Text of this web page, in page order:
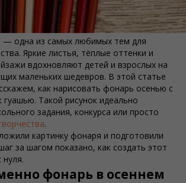
— одна из самых любимых тем для
Яркие листья, тёплые оттенки и
вдохновляют детей и взрослых на
маленьких шедевров. В этой статье
как нарисовать фонарь осенью с
Такой рисунок идеально
задания, конкурса или просто
.
картинку фонаря и подготовили
за шагом показано, как создать этот
фонарь в осеннем